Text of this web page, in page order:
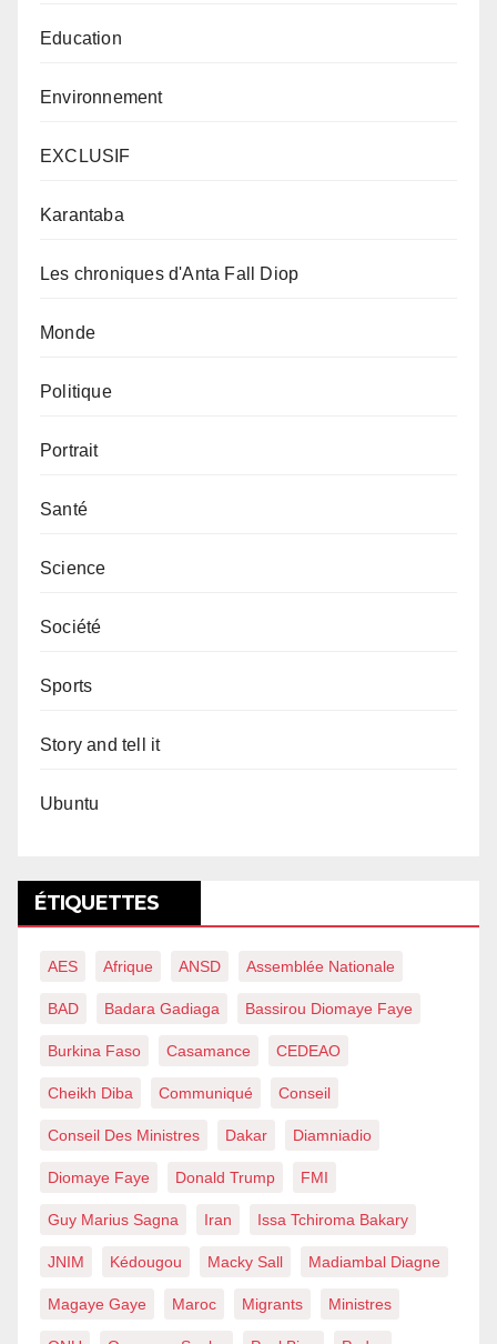
Education
Environnement
EXCLUSIF
Karantaba
Les chroniques d'Anta Fall Diop
Monde
Politique
Portrait
Santé
Science
Société
Sports
Story and tell it
Ubuntu
ÉTIQUETTES
AES Afrique ANSD Assemblée Nationale
BAD Badara Gadiaga Bassirou Diomaye Faye
Burkina Faso Casamance CEDEAO
Cheikh Diba Communiqué Conseil
Conseil Des Ministres Dakar Diamniadio
Diomaye Faye Donald Trump FMI
Guy Marius Sagna Iran Issa Tchiroma Bakary
JNIM Kédougou Macky Sall Madiambal Diagne
Magaye Gaye Maroc Migrants Ministres